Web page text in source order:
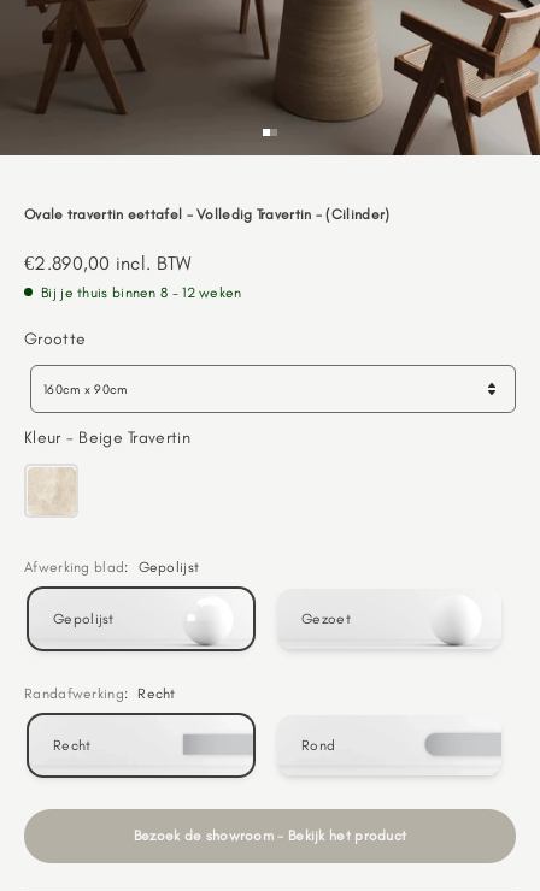
Ovale travertin eettafel - Volledig Travertin - (Cilinder)
Aanbiedingsprijs
€2.890,00 incl. BTW
Bij je thuis binnen 8 - 12 weken
Grootte
160cm x 90cm
Kleur - Beige TravertinKleur
Afwerking blad : Gepolijst
Gepolijst Gezoet
Randafwerking: Recht
Recht Rond
Bezoek de showroom - Bekijk het product